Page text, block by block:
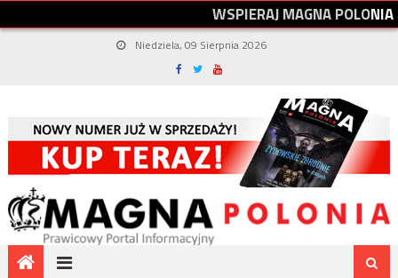
WSPIERAJMAGNAPOLONIA
Niedziela, 09 Sierpnia 2026